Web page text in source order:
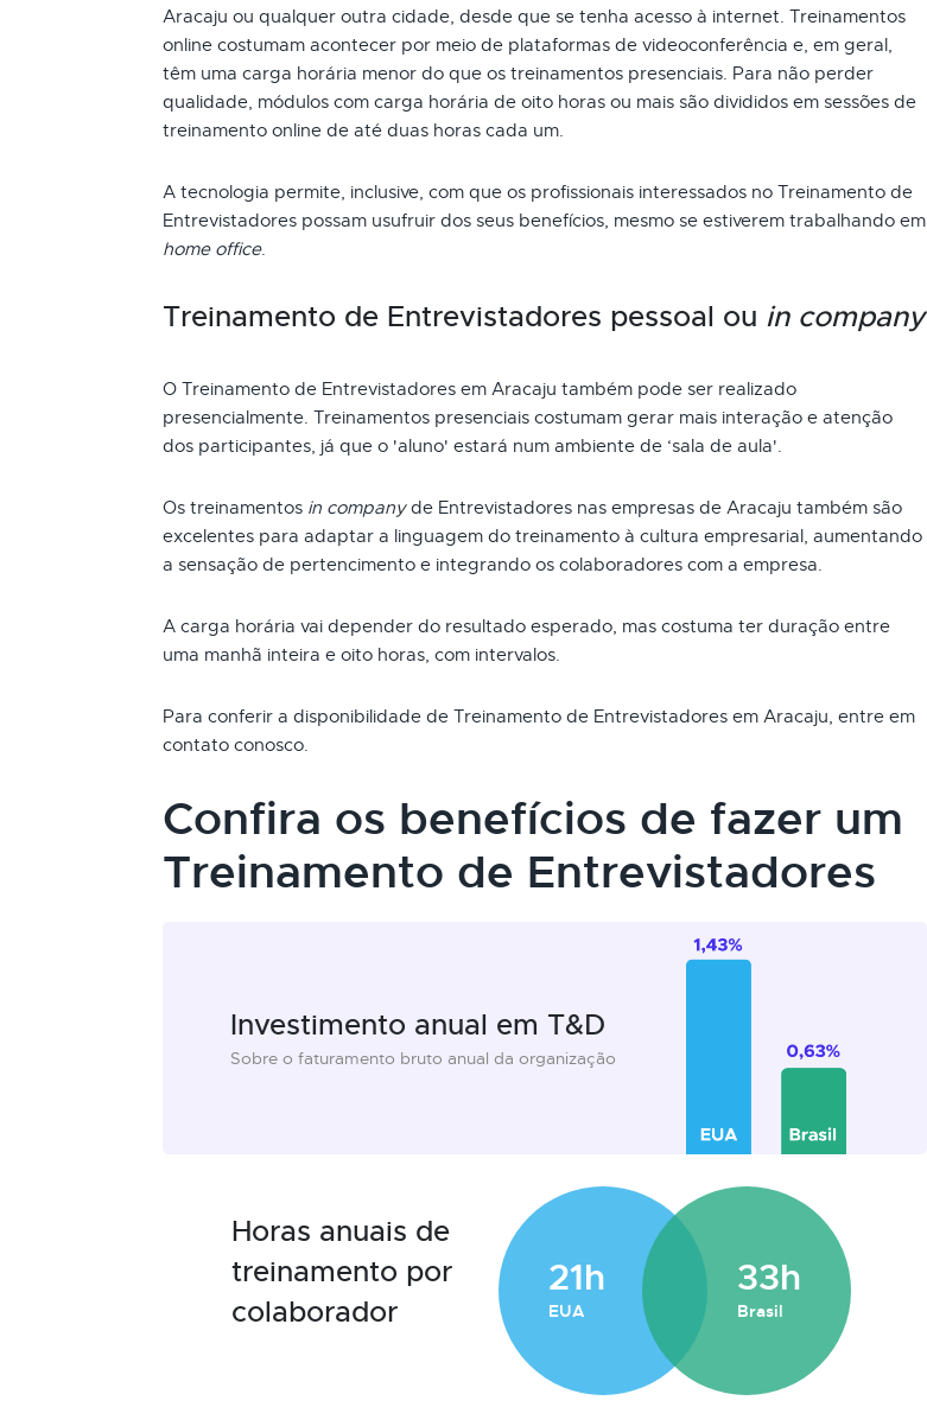
Aracaju ou qualquer outra cidade, desde que se tenha acesso à internet. Treinamentos
online costumam acontecer por meio de plataformas de videoconferência e, em geral,
têm uma carga horária menor do que os treinamentos presenciais. Para não perder
qualidade, módulos com carga horária de oito horas ou mais são divididos em sessões de
treinamento online de até duas horas cada um.
A tecnologia permite, inclusive, com que os profissionais interessados no Treinamento de
Entrevistadores possam usufruir dos seus benefícios, mesmo se estiverem trabalhando em
home office.
Treinamento de Entrevistadores pessoal ou in company
O Treinamento de Entrevistadores em Aracaju também pode ser realizado
presencialmente. Treinamentos presenciais costumam gerar mais interação e atenção
dos participantes, já que o 'aluno' estará num ambiente de ‘sala de aula'.
Os treinamentos in companyde Entrevistadores nas empresas de Aracaju também são
excelentes para adaptar a linguagem do treinamento à cultura empresarial, aumentando
a sensação de pertencimento e integrando os colaboradores com a empresa.
A carga horária vai depender do resultado esperado, mas costuma ter duração entre
uma manhã inteira e oito horas, com intervalos.
Para conferir a disponibilidade de Treinamento de Entrevistadores em Aracaju, entre em
contato conosco.
Confira os benefícios de fazer um
Treinamento de Entrevistadores
Investimento anual em T&D
Sobre o faturamento bruto anual da organização
Horas anuais de
treinamento por
colaborador
21h
EUA
33h
Brasil